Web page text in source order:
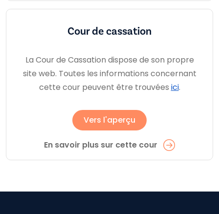
Cour de cassation
La Cour de Cassation dispose de son propre
site web. Toutes les informations concernant
cette cour peuvent être trouvées ici.
Vers l'aperçu
En savoir plus sur cette cour